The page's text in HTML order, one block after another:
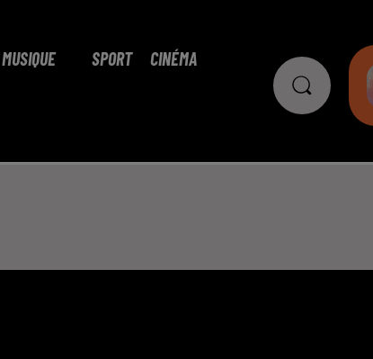
MUSIQUE SPORT CINÉMA